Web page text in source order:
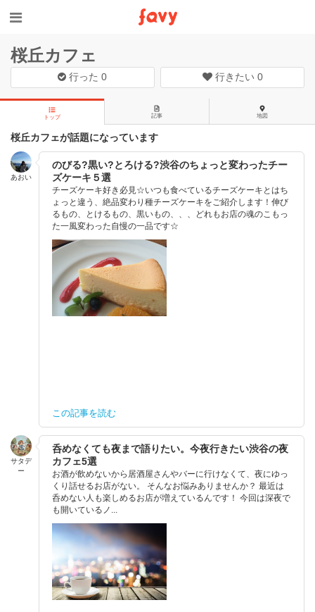
桜丘カフェ
行った0 行きたい 0
トップ 記事 地図
桜丘カフェが話題になっています
あおい
のびる?黒い?とろける?渋谷のちょっと変わったチー
ズケーキ５選
チーズケーキ好き必見☆いつも食べているチーズケーキとはち
ょっと違う、絶品変わり種チーズケーキをご紹介します！伸び
るもの、とけるもの、黒いもの、、、どれもお店の魂のこもっ
た一風変わった自慢の一品です☆
この記事を読む
サタデ
ー
呑めなくても夜まで語りたい。今夜行きたい渋谷の夜
カフェ5選
お酒が飲めないから居酒屋さんやバーに行けなくて、夜にゆっ
くり話せるお店がない。 そんなお悩みありませんか？ 最近は
呑めない人も楽しめるお店が増えているんです！ 今回は深夜で
も開いているノ...